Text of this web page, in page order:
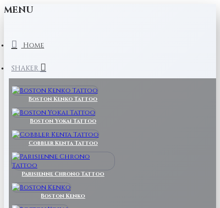
MENU
Home
SHAKER
Boston Kenko Tattoo
Boston Yokai Tattoo
Cobbler Kenta Tattoo
Parisienne Chrono Tattoo
Boston Kenko